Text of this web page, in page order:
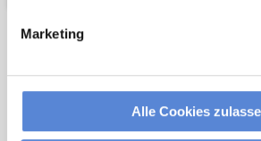
Marketing
Alle Cookies